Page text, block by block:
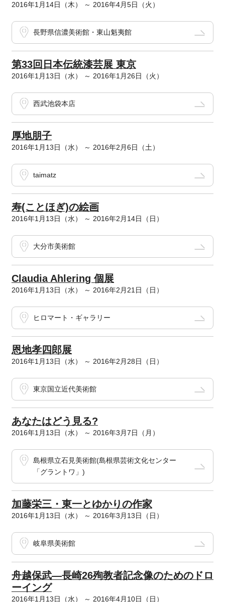
2016年1月14日（木） ～ 2016年4月5日（火）
長野県信濃美術館・東山魁夷館
第33回日本伝統漆芸展 東京
2016年1月13日（水） ～ 2016年1月26日（火）
西武池袋本店
厚地朋子
2016年1月13日（水） ～ 2016年2月6日（土）
taimatz
寿(ことほぎ)の絵画
2016年1月13日（水） ～ 2016年2月14日（日）
大分市美術館
Claudia Ahlering 個展
2016年1月13日（水） ～ 2016年2月21日（日）
ヒロマート・ギャラリー
恩地孝四郎展
2016年1月13日（水） ～ 2016年2月28日（日）
東京国立近代美術館
あなたはどう見る?
2016年1月13日（水） ～ 2016年3月7日（月）
島根県立石見美術館(島根県芸術文化センター
「グラントワ」)
加藤栄三・東一とゆかりの作家
2016年1月13日（水） ～ 2016年3月13日（日）
岐阜県美術館
舟越保武―長崎26殉教者記念像のためのドロ
ーイング
2016年1月13日（水） ～ 2016年4月10日（日）